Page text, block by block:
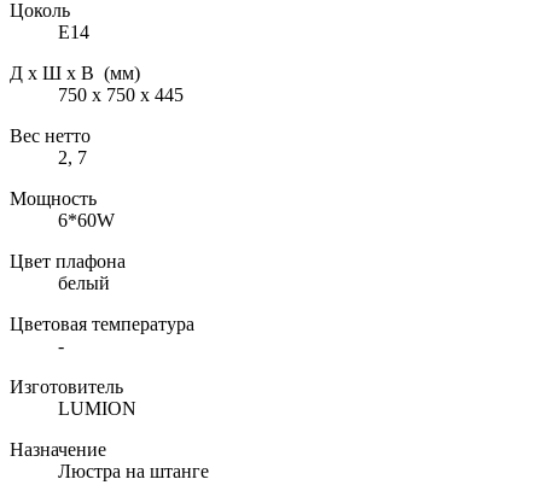
Цоколь
E14
Д х Ш х В (мм)
750 х 750 х 445
Вес нетто
2, 7
Мощность
6*60W
Цвет плафона
белый
Цветовая температура
-
Изготовитель
LUMION
Назначение
Люстра на штанге